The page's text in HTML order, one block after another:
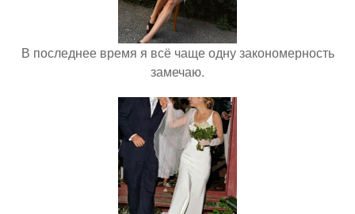
В последнее время я всё чаще одну закономерность
замечаю.